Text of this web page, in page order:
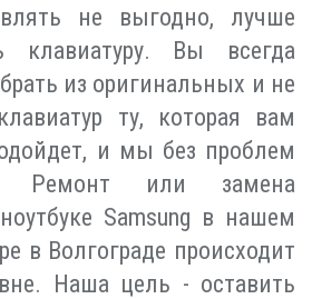
не выгодно, лучше
клавиатуру. Вы всегда
из оригинальных и не
ту, которая вам
и мы без проблем
Ремонт или замена
Samsung в нашем
в Волгограде происходит
Наша цель - оставить